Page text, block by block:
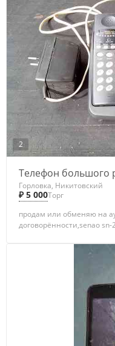
2
Телефон большого
Горловка, Никитовский
₽ 5 000Торг
продам или обменяю на
договорённости,senao sn-